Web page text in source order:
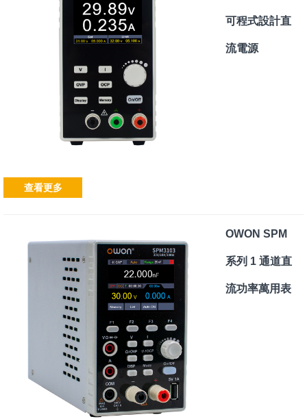
可程式設計直
流電源
查看更多
OWON SPM
系列 1 通道直
流功率萬用表